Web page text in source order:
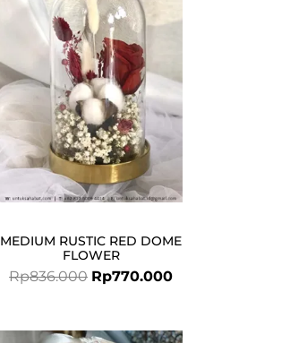
MEDIUM RUSTIC RED DOME
FLOWER
Rp836.000
was:
Rp836.000.
Rp770.000
Original
Current